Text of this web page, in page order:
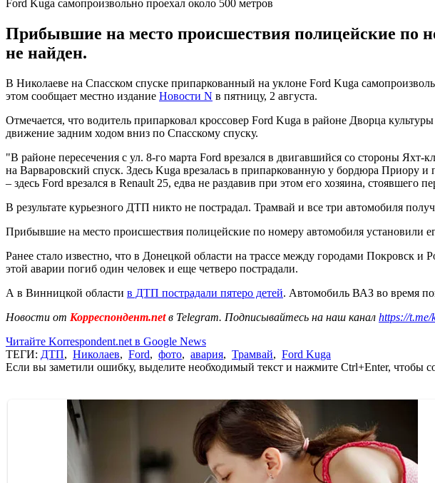
Ford Kuga самопроизвольно проехал около 500 метров
Прибывшие на место происшествия полицейские по
не найден.
В Николаеве на Спасском спуске припаркованный на уклоне Ford Kuga
этом сообщает местно издание Новости N в пятницу, 2 августа.
Отмечается, что водитель припарковал кроссовер Ford Kuga в районе Дворца
движение задним ходом вниз по Спасскому спуску.
"В районе пересечения с ул. 8-го марта Ford врезался в двигавшийся со стороны
на Варваровский спуск. Здесь Kuga врезалась в припаркованную у бордюра Приору
– здесь Ford врезался в Renault 25, едва не раздавив при этом его хозяина, стоявшего
В результате курьезного ДТП никто не пострадал. Трамвай и все три автомобиля
Прибывшие на место происшествия полицейские по номеру автомобиля установили
Ранее стало известно, что в Донецкой области на трассе между городами Покровск и
этой аварии погиб один человек и еще четверо пострадали.
А в Винницкой области в ДТП пострадали пятеро детей. Автомобиль ВАЗ во время
Новости от Корреспондент.netв Telegram. Подписывайтесь на наш канал https://t.me/
Читайте Korrespondent.net в Google News
ТЕГИ: ДТП, Николаев, Ford, фото, авария, Трамвай, Ford Kuga
Если вы заметили ошибку, выделите необходимый текст и нажмите Ctrl+Enter, чтобы